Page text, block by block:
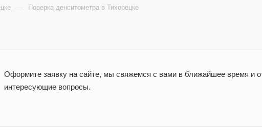
— Поверка денситометра в Тихорецке
Оформите заявку на сайте, мы свяжемся с вами в ближайшее время и
интересующие вопросы.